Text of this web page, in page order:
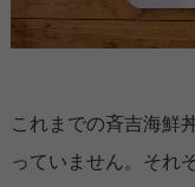
これまでの斉吉海鮮
っていません。それ